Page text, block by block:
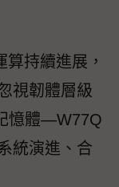
持續進展，
視韌體層級
憶體—W77Q
統演進、合